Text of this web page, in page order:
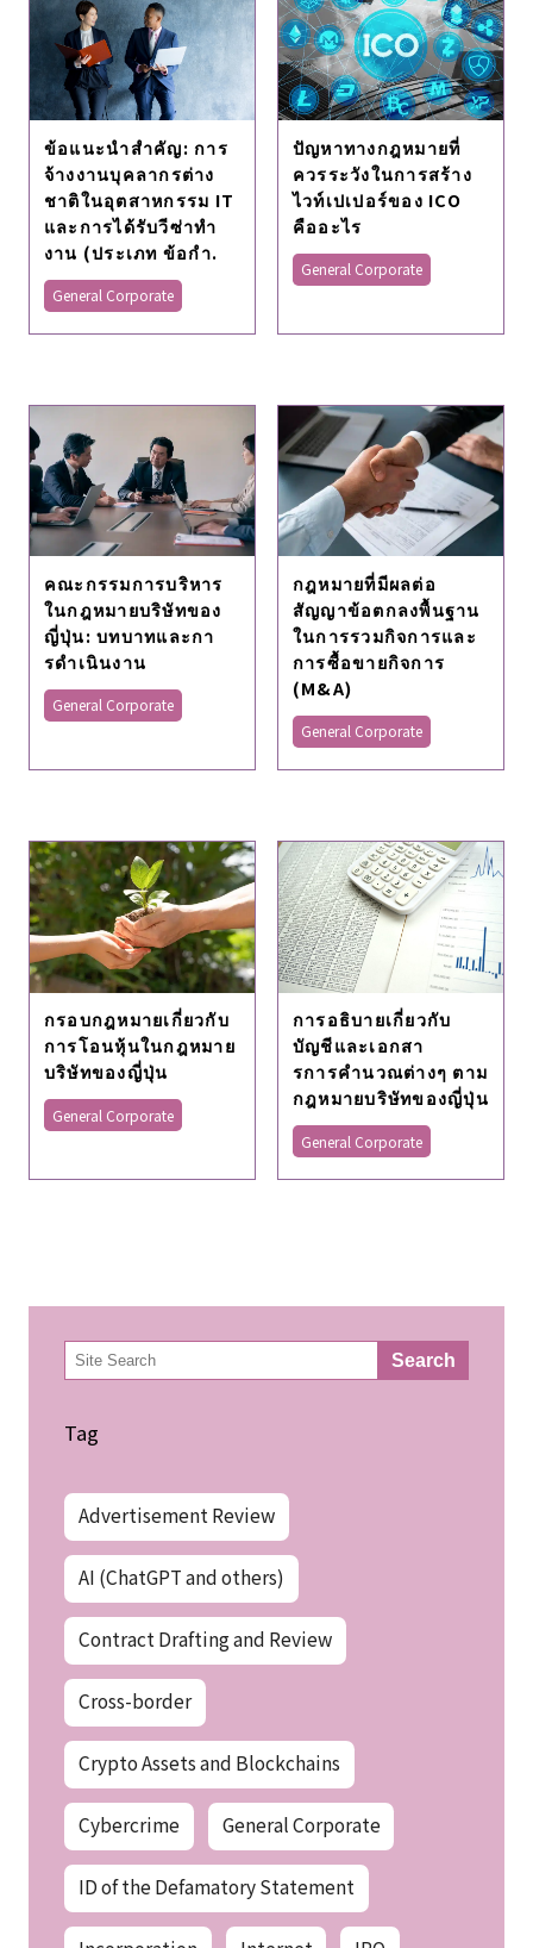
ข้อแนะนําสําคัญ: การ
จ้างงานบุคลากรต่าง
ชาติในอุตสาหกรรม IT
และการได้รับวีซ่าทํา
งาน (ประเภท ข้อกํา.
General Corporate
ปัญหาทางกฎหมายที่
ควรระวังในการสร้าง
ไวท์เปเปอร์ของ ICO
คืออะไร
General Corporate
คณะกรรมการบริหาร
ในกฎหมายบริษัทของ
ญี่ปุ่น: บทบาทและกา
รดําเนินงาน
General Corporate
กฎหมายที่มีผลต่อ
สัญญาข้อตกลงพื้นฐาน
ในการรวมกิจการและ
การซื้อขายกิจการ
(M&A)
General Corporate
กรอบกฎหมายเกี่ยวกับ
การโอนหุ้นในกฎหมาย
บริษัทของญี่ปุ่น
General Corporate
การอธิบายเกี่ยวกับ
บัญชีและเอกสา
รการคํานวณต่างๆ ตาม
กฎหมายบริษัทของญี่ปุ่น
General Corporate
検
索 Search
Tag
Advertisement Review
AI (ChatGPT and others)
Contract Drafting and Review
Cross-border
Crypto Assets and Blockchains
Cybercrime General Corporate
ID of the Defamatory Statement